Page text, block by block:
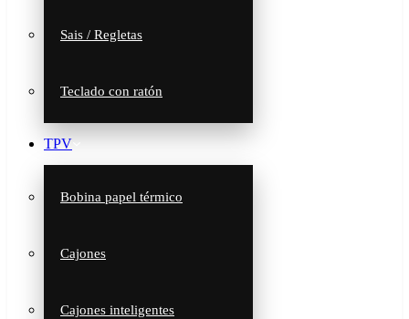
Sais / Regletas
Teclado con ratón
TPV
Bobina papel térmico
Cajones
Cajones inteligentes